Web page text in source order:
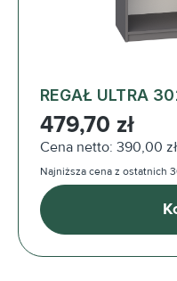
REGAŁ ULTRA
Cena regularna:
479,70 zł
Cena netto: 390,00 zł
Najniższa cena z ostatnich